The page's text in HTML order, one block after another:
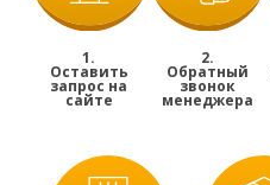
1.
Оставить
запрос на
сайте
2.
Обратный
звонок
менеджера